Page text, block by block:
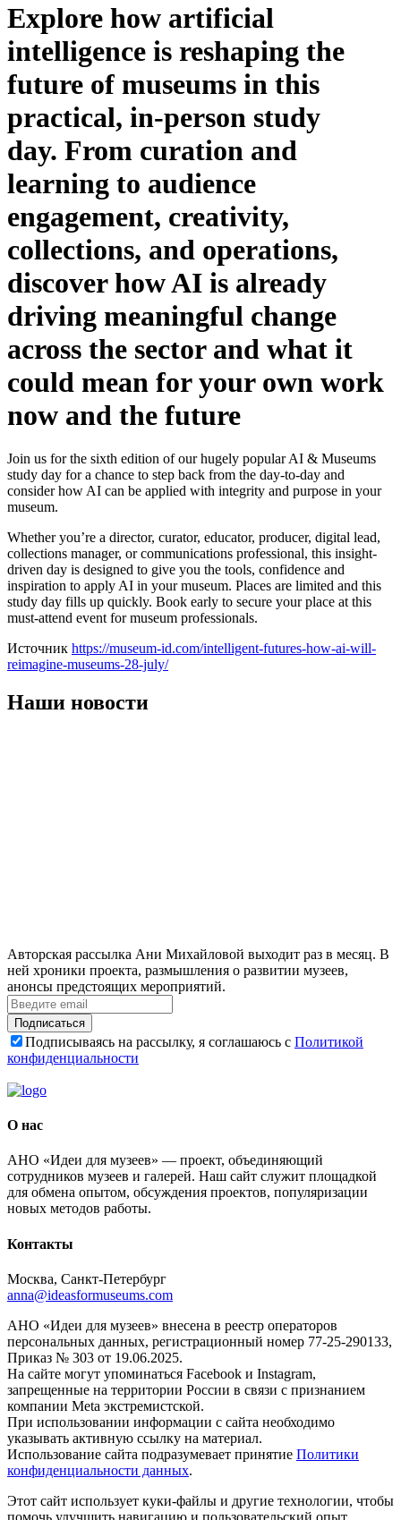
Explore how artificial
intelligence is reshaping the
future of museums in this
practical, in-person study
day. From curation and
learning to audience
engagement, creativity,
collections, and operations,
discover how AI is already
driving meaningful change
across the sector and what it
could mean for your own work
now and the future
Join us for the sixth edition of our hugely popular AI & Museums
study day for a chance to step back from the day-to-day and
consider how AI can be applied with integrity and purpose in your
museum.
Whether you’re a director, curator, educator, producer, digital lead,
collections manager, or communications professional, this insight-
driven day is designed to give you the tools, confidence and
inspiration to apply AI in your museum. Places are limited and this
study day fills up quickly. Book early to secure your place at this
must-attend event for museum professionals.
Источник https://museum-id.com/intelligent-futures-how-ai-will-
reimagine-museums-28-july/
Наши новости
Авторская рассылка Ани Михайловой выходит раз в месяц. В
ней хроники проекта, размышления о развитии музеев,
анонсы предстоящих мероприятий.
Подписаться
Подписываясь на рассылку, я соглашаюсь с Политикой
конфиденциальности
О нас
АНО «Идеи для музеев» — проект, объединяющий
сотрудников музеев и галерей. Наш сайт служит площадкой
для обмена опытом, обсуждения проектов, популяризации
новых методов работы.
Контакты
Москва, Санкт-Петербург
anna@ideasformuseums.com
АНО «Идеи для музеев» внесена в реестр операторов
персональных данных, регистрационный номер 77-25-290133,
Приказ № 303 от 19.06.2025.
На сайте могут упоминаться Facebook и Instagram,
запрещенные на территории России в связи с признанием
компании Meta экстремистской.
При использовании информации с сайта необходимо
указывать активную ссылку на материал.
Использование сайта подразумевает принятие Политики
конфиденциальности данных.
Этот сайт использует куки-файлы и другие технологии, чтобы
помочь улучшить навигацию и пользовательский опыт.